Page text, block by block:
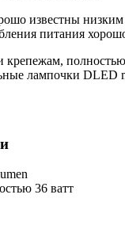
известны
питания
крепежам,
лампочки DLED
36 ватт